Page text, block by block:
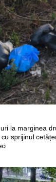
la marginea
sprijinul